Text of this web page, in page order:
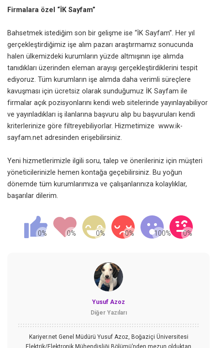
Firmalara özel “İK Sayfam”
Bahsetmek istediğim son bir gelişme ise “İK Sayfam”. Her yıl
gerçekleştirdiğimiz işe alım pazarı araştırmamız sonucunda
halen ülkemizdeki kurumların yüzde altmışının işe alımda
tanıdıkları üzerinden eleman arayışı gerçekleştirdiklerini tespit
ediyoruz. Tüm kurumların işe alımda daha verimli süreçlere
kavuşması için ücretsiz olarak sunduğumuz İK Sayfam ile
firmalar açık pozisyonlarını kendi web sitelerinde yayınlayabiliyor
ve yayınladıkları iş ilanlarına başvuru alıp bu başvuruları kendi
kriterlerinize göre filtreyebiliyorlar. Hizmetimize www.ik-
sayfam.net adresinden erişebilirsiniz.
Yeni hizmetlerimizle ilgili soru, talep ve önerileriniz için müşteri
yöneticilerinizle hemen kontağa geçebilirsiniz. Bu yoğun
dönemde tüm kurumlarımıza ve çalışanlarınıza kolaylıklar,
başarılar dilerim.
Yusuf Azoz
Diğer Yazıları
Kariyer.net Genel Müdürü Yusuf Azoz, Boğaziçi Üniversitesi
Elektrik/Elektronik Mühendisliği Bölümü’nden mezun olduktan